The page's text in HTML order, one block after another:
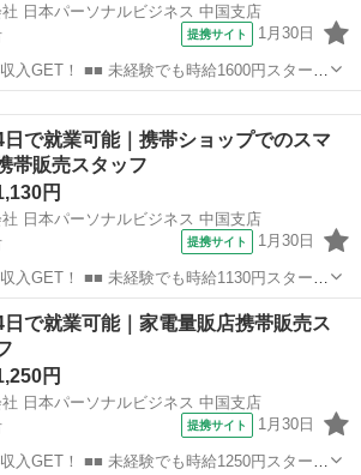
日本パーソナルビジネス 中国支店
提携サイト 1月30日
入GET！ ■■ 未経験でも時給1600円スタート
員登用制度もあるので、ゆくゆくは社員に
不要！カンタン電話登
日で就業可能｜携帯ショップでのスマ
帯販売スタッフ
円
日本パーソナルビジネス 中国支店
提携サイト 1月30日
入GET！ ■■ 未経験でも時給1130円スタート
員登用制度もあるので、ゆくゆくは社員に
不要！カンタン電話登
長
日で就業可能｜家電量販店携帯販売ス
円
日本パーソナルビジネス 中国支店
提携サイト 1月30日
入GET！ ■■ 未経験でも時給1250円スタート